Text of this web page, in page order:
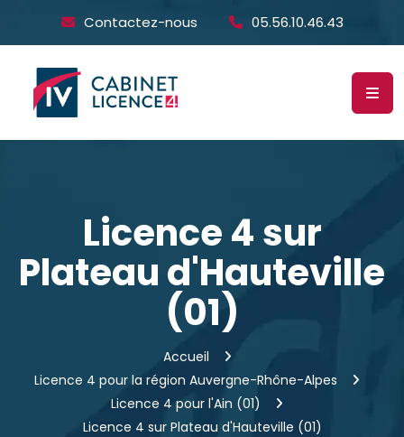
Contactez-nous 05.56.10.46.43
Licence 4 sur
Plateau d'Hauteville
(01)
Accueil
Licence 4 pour la région Auvergne-Rhône-Alpes
Licence 4 pour l'Ain (01)
Licence 4 sur Plateau d'Hauteville (01)